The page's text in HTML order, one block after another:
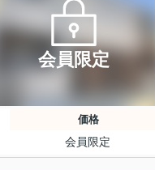
会員限定
価格
会員限定